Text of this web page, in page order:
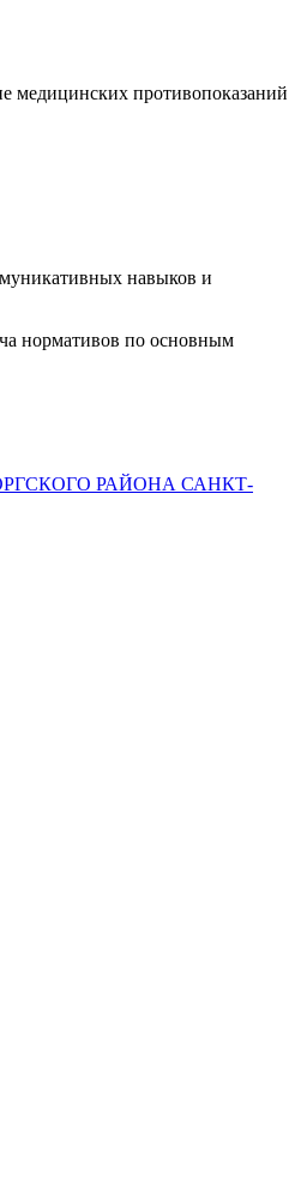
медицинских противопоказаний
навыков и
нормативов по основным
РАЙОНА САНКТ-